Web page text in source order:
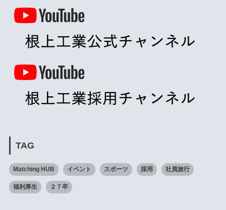
TAG
Matching HUB イベント スポーツ 採用 社員旅行
福利厚生 ２７卒